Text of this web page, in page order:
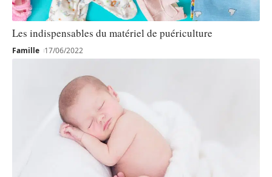
Les indispensables du matériel de puériculture
Famille 17/06/2022